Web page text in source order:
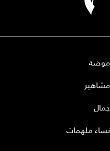
موضة
مشاهير
جمال
نساء ملهمات